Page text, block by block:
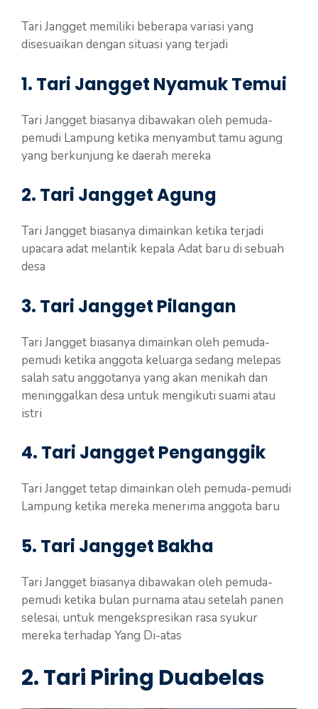
Tari Jangget memiliki beberapa variasi yang
disesuaikan dengan situasi yang terjadi
1. Tari Jangget Nyamuk Temui
Tari Jangget biasanya dibawakan oleh pemuda-
pemudi Lampung ketika menyambut tamu agung
yang berkunjung ke daerah mereka
2. Tari Jangget Agung
Tari Jangget biasanya dimainkan ketika terjadi
upacara adat melantik kepala Adat baru di sebuah
desa
3. Tari Jangget Pilangan
Tari Jangget biasanya dimainkan oleh pemuda-
pemudi ketika anggota keluarga sedang melepas
salah satu anggotanya yang akan menikah dan
meninggalkan desa untuk mengikuti suami atau
istri
4. Tari Jangget Penganggik
Tari Jangget tetap dimainkan oleh pemuda-pemudi
Lampung ketika mereka menerima anggota baru
5. Tari Jangget Bakha
Tari Jangget biasanya dibawakan oleh pemuda-
pemudi ketika bulan purnama atau setelah panen
selesai, untuk mengekspresikan rasa syukur
mereka terhadap Yang Di-atas
2.Tari Piring Duabelas